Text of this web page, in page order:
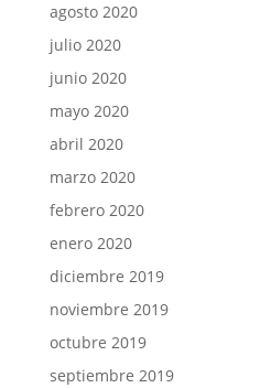
agosto 2020
julio 2020
junio 2020
mayo 2020
abril 2020
marzo 2020
febrero 2020
enero 2020
diciembre 2019
noviembre 2019
octubre 2019
septiembre 2019